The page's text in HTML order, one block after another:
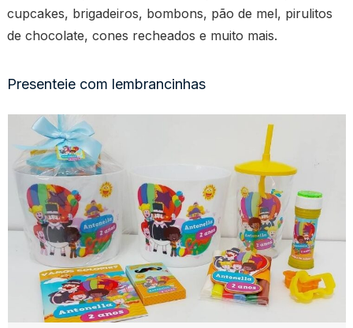
cupcakes, brigadeiros, bombons, pão de mel, pirulitos
de chocolate, cones recheados e muito mais.
Presenteie com lembrancinhas